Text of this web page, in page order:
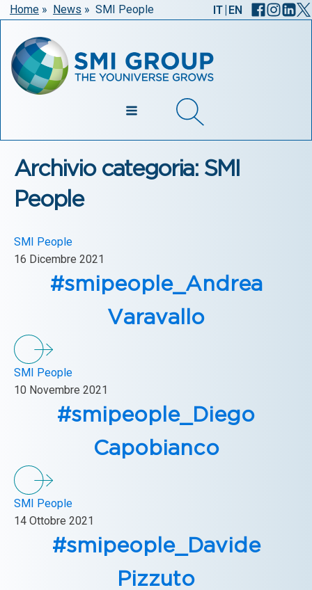
Home » News » SMI People IT| EN
Archivio categoria: SMI
People
SMI People
16 Dicembre 2021
#smipeople_Andrea
Varavallo
SMI People
10 Novembre 2021
#smipeople_Diego
Capobianco
SMI People
14 Ottobre 2021
#smipeople_Davide
Pizzuto